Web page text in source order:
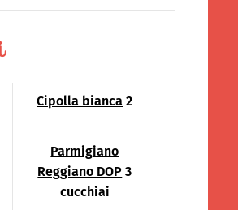
Cipolla bianca 2
Parmigiano
Reggiano DOP 3
cucchiai